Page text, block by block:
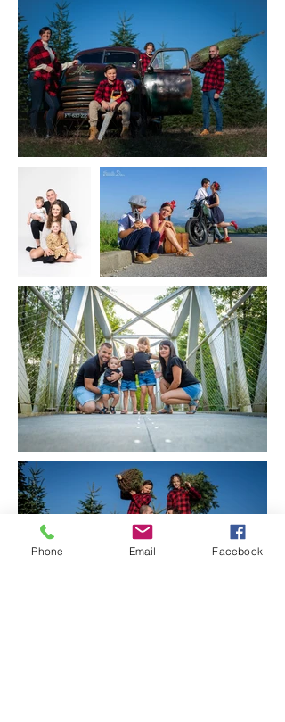
Phone Email Facebook